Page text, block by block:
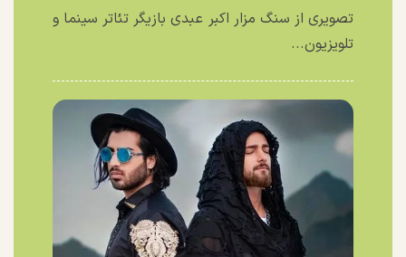
تصویری از سنگ مزار اکبر عبدی بازیگر تئاتر سینما و
تلویزیون...